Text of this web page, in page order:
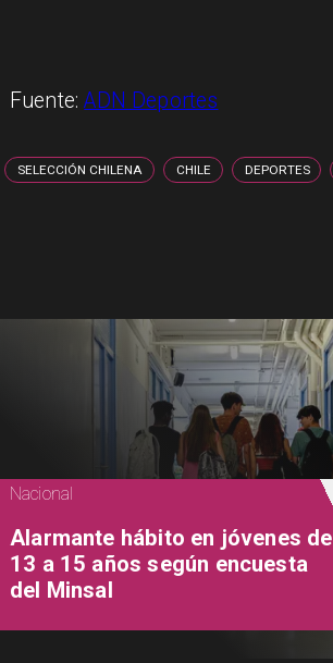
Fuente:ADN Deportes
SELECCIÓN CHILENA CHILE DEPORTES
Nacional
Alarmante hábito en jóvenes de
13 a 15 años según encuesta
del Minsal